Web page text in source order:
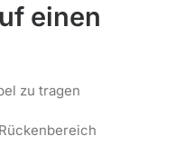
einen
zu tragen